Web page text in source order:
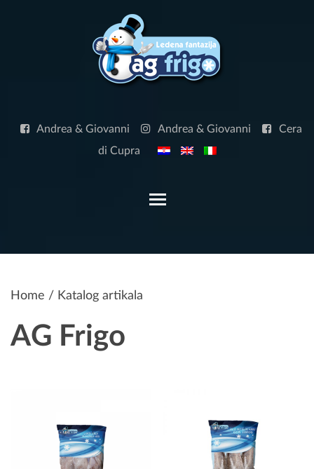
Andrea & Giovanni Andrea & Giovanni Cera
di Cupra
Home / Katalog artikala
AG Frigo